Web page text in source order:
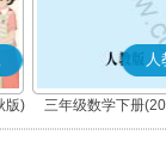
版)
人
三年级数学下册